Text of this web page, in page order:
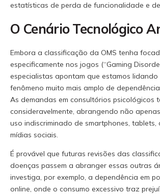
estatísticas de perda de funcionalidade e
O Cenário Tecnológico
Embora a classificação da OMS tenha
especificamente nos jogos (“Gaming
especialistas apontam que estamos lidando
fenômeno muito mais amplo de
As demandas em consultórios psicológicos
consideravelmente, abrangendo não
uso indiscriminado de smartphones, tablets,
mídias sociais.
É provável que futuras revisões das
doenças passem a abranger essas outras
investiga, por exemplo, a dependência em
online, onde o consumo excessivo traz